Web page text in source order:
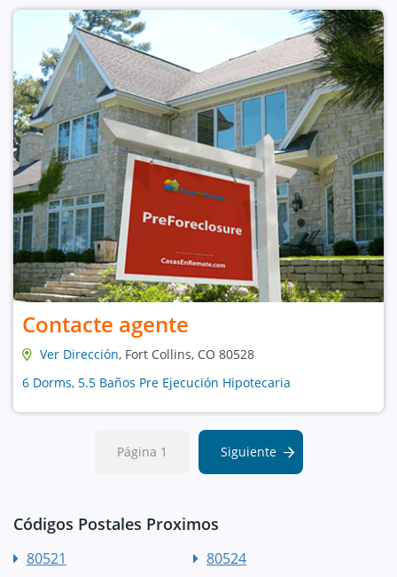
Contacte agente
Ver Dirección, Fort Collins, CO 80528
6 Dorms, 5.5 Baños Pre Ejecución Hipotecaria
Página 1 Siguiente
Códigos Postales Proximos
80521 80524